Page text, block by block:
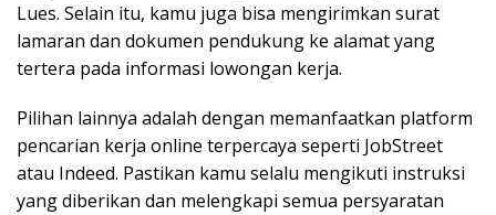
Lues. Selain itu, kamu juga bisa mengirimkan surat
lamaran dan dokumen pendukung ke alamat yang
tertera pada informasi lowongan kerja.
Pilihan lainnya adalah dengan memanfaatkan platform
pencarian kerja online terpercaya seperti JobStreet
atau Indeed. Pastikan kamu selalu mengikuti instruksi
yang diberikan dan melengkapi semua persyaratan